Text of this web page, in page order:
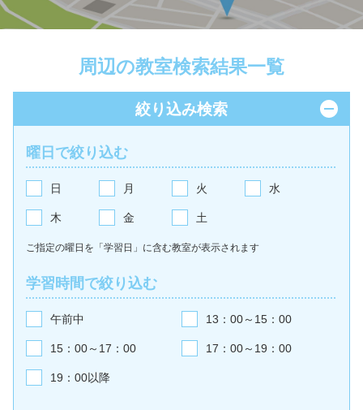
周辺の教室検索結果一覧
絞り込み検索
曜日で絞り込む
日 月 火 水
木 金 土
ご指定の曜日を「学習日」に含む教室が表示されます
学習時間で絞り込む
午前中 13：00～15：00
15：00～17：00 17：00～19：00
19：00以降